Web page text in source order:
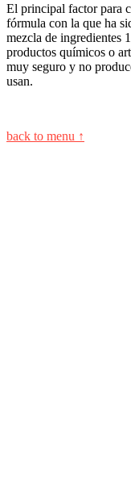
El principal factor para
fórmula con la que ha
mezcla de ingredientes
productos químicos o
muy seguro y no
usan.
back to menu ↑